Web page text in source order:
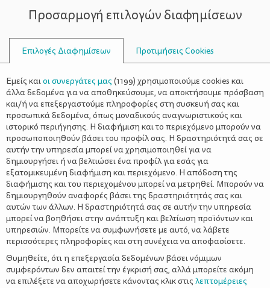
ΣΥΜΒΟΥΛΟΙ
ΔΥΣΚΟΙΛΙΌΤΗΤΑ
Δυσκοιλιότητα και
γαστρεντερολογικές διαταραχές στην
εγκυμοσύνη
Προσαρμογή επιλογών διαφημίσεων
Επιλογές Διαφημίσεων Προτιμήσεις Cookies
Εμείς καιοι συνεργάτες μας (1199) χρησιμοποιούμε cookies και
άλλα δεδομένα για να αποθηκεύσουμε, να αποκτήσουμε πρόσβαση
και/ή να επεξεργαστούμε πληροφορίες στη συσκευή σας και
προσωπικά δεδομένα, όπως μοναδικούς αναγνωριστικούς και
ιστορικό περιήγησης. Η διαφήμιση και το περιεχόμενο μπορούν να
προσωποποιηθούν βάσει του προφίλ σας. Η δραστηριότητά σας σε
αυτήν την υπηρεσία μπορεί να χρησιμοποιηθεί για να
δημιουργήσει ή να βελτιώσει ένα προφίλ για εσάς για
εξατομικευμένη διαφήμιση και περιεχόμενο. Η απόδοση της
διαφήμισης και του περιεχομένου μπορεί να μετρηθεί. Μπορούν να
δημιουργηθούν αναφορές βάσει της δραστηριότητάς σας και
αυτών των άλλων. Η δραστηριότητά σας σε αυτήν την υπηρεσία
μπορεί να βοηθήσει στην ανάπτυξη και βελτίωση προϊόντων και
υπηρεσιών. Μπορείτε να συμφωνήσετε με αυτό, να λάβετε
περισσότερες πληροφορίες και στη συνέχεια να αποφασίσετε.
Θυμηθείτε, ότι η επεξεργασία δεδομένων βάσει νόμιμων
συμφερόντων δεν απαιτεί την έγκρισή σας, αλλά μπορείτε ακόμη
να επιλέξετε να αποχωρήσετε κάνοντας κλικ στις λεπτομέρειες